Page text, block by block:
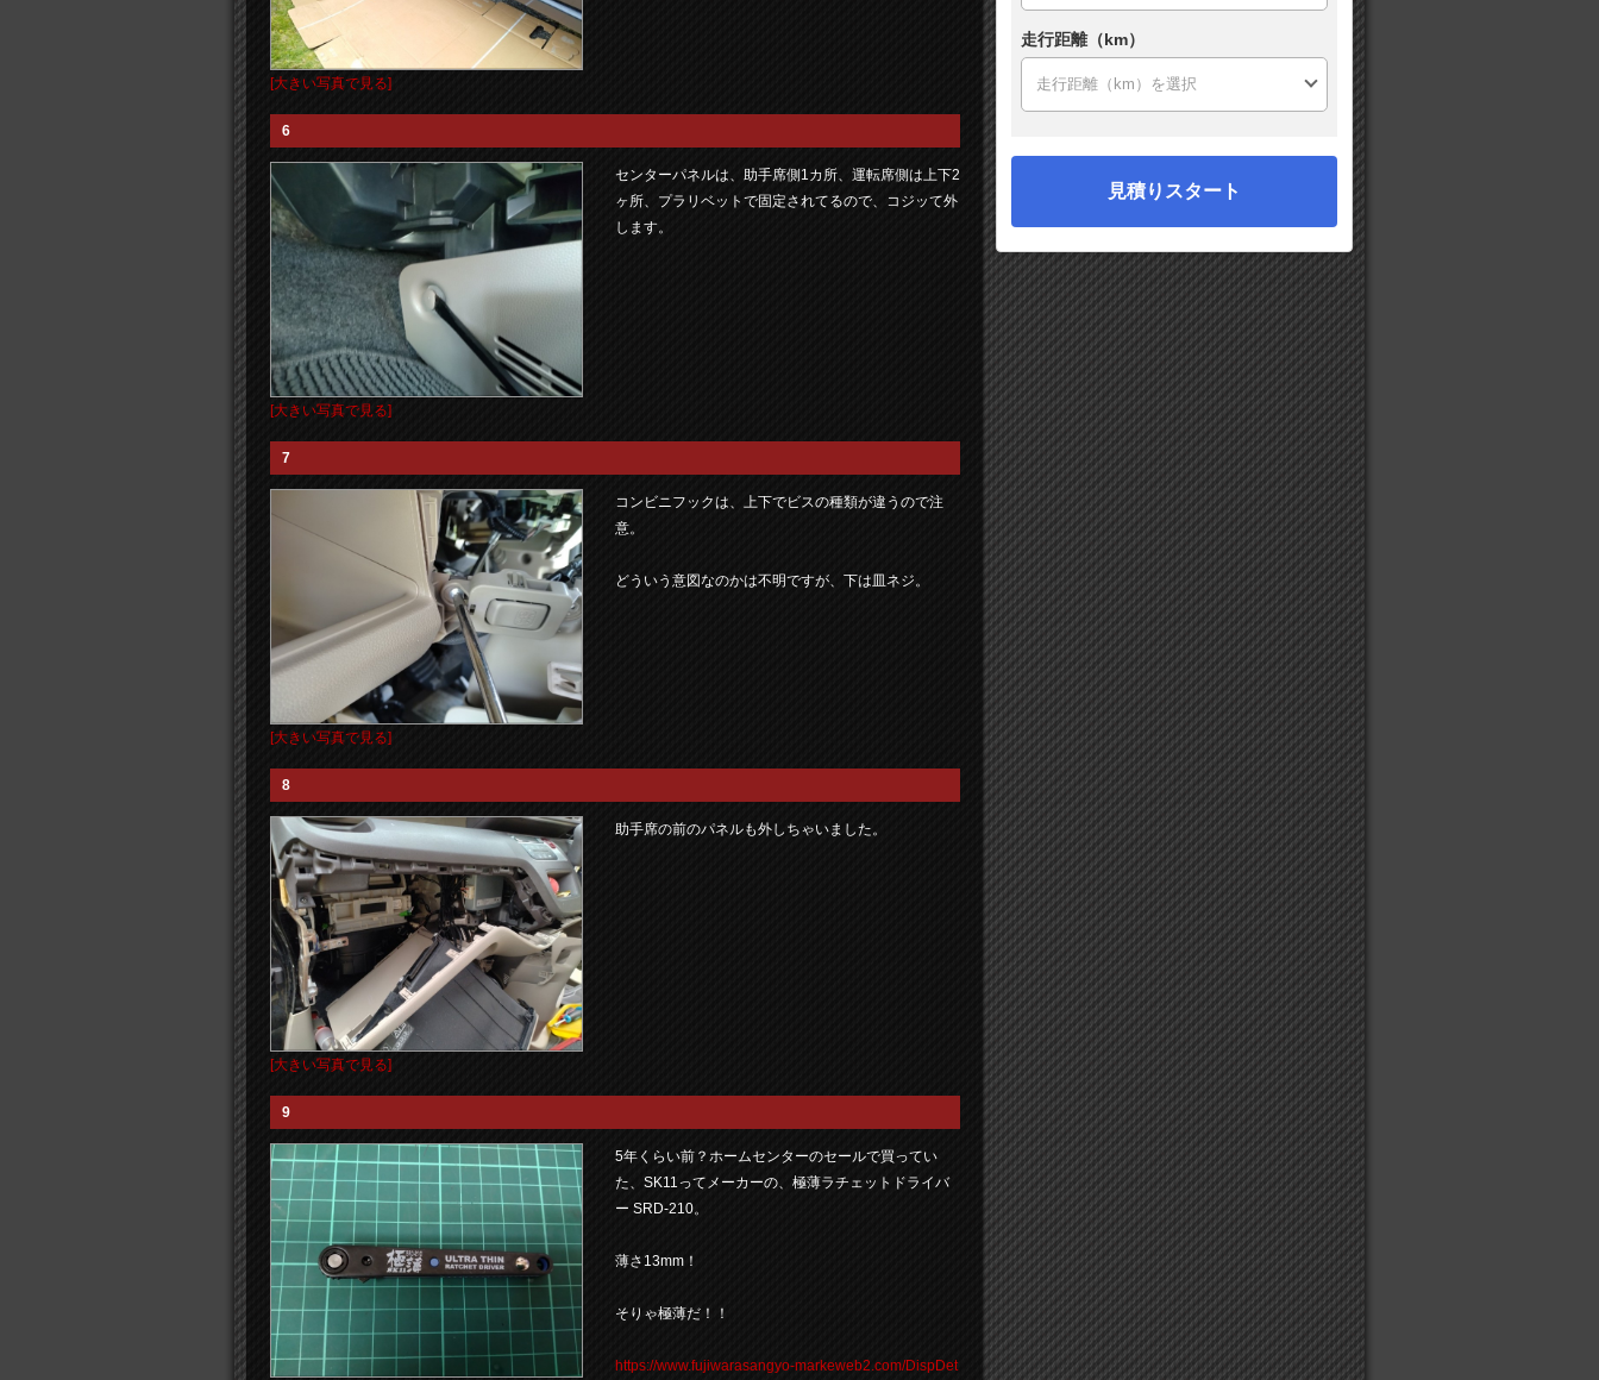
[大きい写真で見る]
6
[大きい写真で見る]
センターパネルは、助手席側1カ所、運転席側は上下2
ヶ所、プラリベットで固定されてるので、コジッて外
します。
7
[大きい写真で見る]
コンビニフックは、上下でビスの種類が違うので注
意。
どういう意図なのかは不明ですが、下は皿ネジ。
8
[大きい写真で見る]
助手席の前のパネルも外しちゃいました。
9
5年くらい前？ホームセンターのセールで買ってい
た、SK11ってメーカーの、極薄ラチェットドライバ
ー SRD-210。
薄さ13mm！
そりゃ極薄だ！！
https://www.fujiwarasangyo-markeweb2.com/DispDet
走行距離（km）
見積りスタート